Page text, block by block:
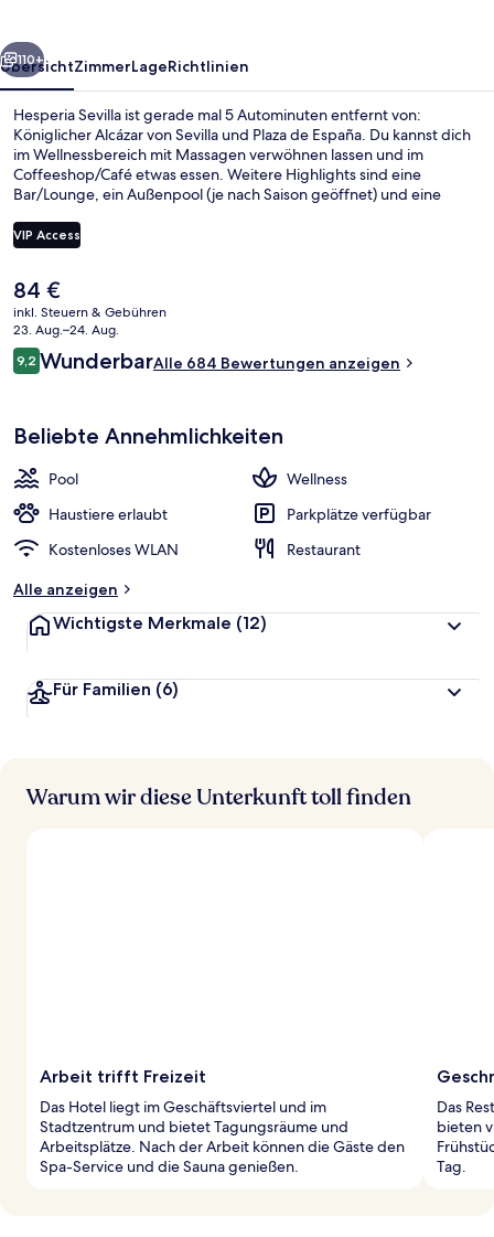
Weiter
110+
ÜbersichtZimmerLageRichtlinien
Hesperia Sevilla ist gerade mal 5 Autominuten entfernt von:
Königlicher Alcázar von Sevilla und Plaza de España. Du kannst dich
im Wellnessbereich mit Massagen verwöhnen lassen und im
Coffeeshop/Café etwas essen. Weitere Highlights sind eine
Bar/Lounge, ein Außenpool (je nach Saison geöffnet) und eine
Personal zu berichten. Die öffentlichen Verkehrsmittel sind nur
einen kurzen Fußmarsch entfernt: Zur Gran Plaza sind es 11 Minuten
VIP Access
Der
aktuelle
Preis
beträgt
84 €.
84 €
inkl. Steuern & Gebühren
23. Aug.–24. Aug.
Bewertungen
9,29,2 von 10.
WunderbarAlle 684 Bewertungen anzeigen
Beliebte Annehmlichkeiten
Pool
Wellness
Haustiere erlaubt
Parkplätze verfügbar
Kostenloses WLAN
Restaurant
Alle anzeigen
Wichtigste Merkmale (12)
Für Familien (6)
Warum wir diese Unterkunft toll finden
Arbeit trifft Freizeit
Das Hotel liegt im Geschäftsviertel und im
Stadtzentrum und bietet Tagungsräume und
Arbeitsplätze. Nach der Arbeit können die Gäste den
Spa-Service und die Sauna genießen.
Das
bieten
Tag.